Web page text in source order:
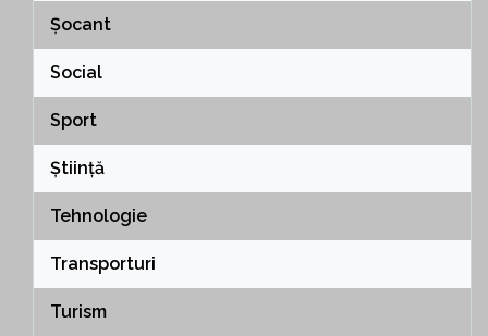
Șocant
Social
Sport
Știință
Tehnologie
Transporturi
Turism